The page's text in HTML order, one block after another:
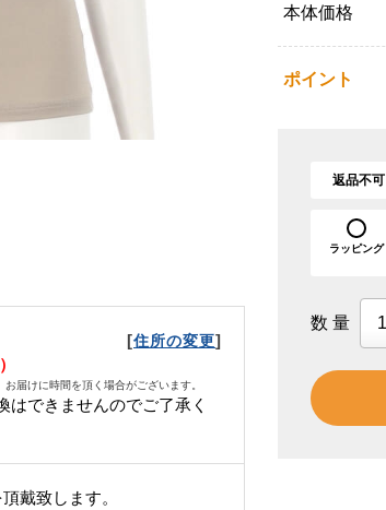
[住所の変更]
届けに時間を頂く場合がございます。
はできませんのでご了承く
戴致します。
本体価格
ポイント
返品不可
ラッピング
数量